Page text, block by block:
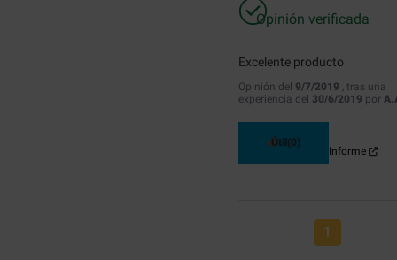
Opinión verificada
Excelente producto
Opinión del 9/7/2019 , tras una
experiencia del 30/6/2019 por
Útil(0)
Informe
1